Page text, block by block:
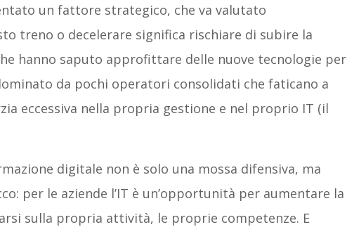
un fattore strategico, che va valutato
treno o decelerare significa rischiare di subire la
hanno saputo approfittare delle nuove tecnologie per
da pochi operatori consolidati che faticano a
eccessiva nella propria gestione e nel proprio IT (il
digitale non è solo una mossa difensiva, ma
per le aziende l’IT è un’opportunità per aumentare la
sulla propria attività, le proprie competenze. E